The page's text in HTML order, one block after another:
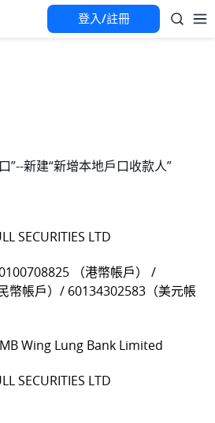
登入/註冊
”--新建“新增本地戶口收款人”
SECURITIES LTD
（港幣帳戶） /
幣帳戶）/ 60134302583（美元帳
Wing Lung Bank Limited
SECURITIES LTD